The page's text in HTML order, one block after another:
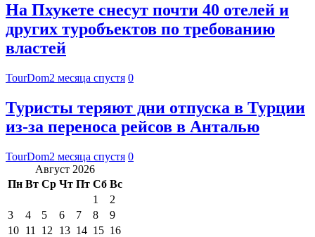
На Пхукете снесут почти 40 отелей и
других туробъектов по требованию
властей
TourDom2 месяца спустя 0
Туристы теряют дни отпуска в Турции
из-за переноса рейсов в Анталью
TourDom2 месяца спустя 0
Август 2026
Пн Вт Ср Чт Пт Сб Вс
1
2
3
4 5 6 7 8
9
10 11 12 13 14 15 16